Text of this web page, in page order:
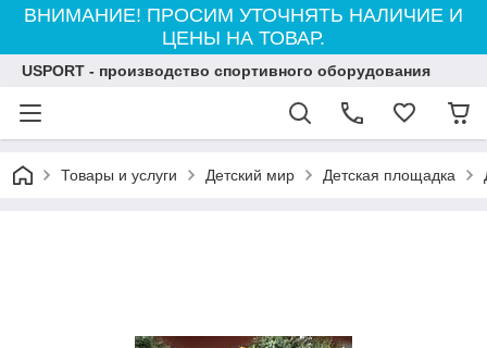
ВНИМАНИЕ! ПРОСИМ УТОЧНЯТЬ НАЛИЧИЕ И
ЦЕНЫ НА ТОВАР.
USPORT - производство спортивного оборудования
Товары и услуги Детский мир Детская площадка